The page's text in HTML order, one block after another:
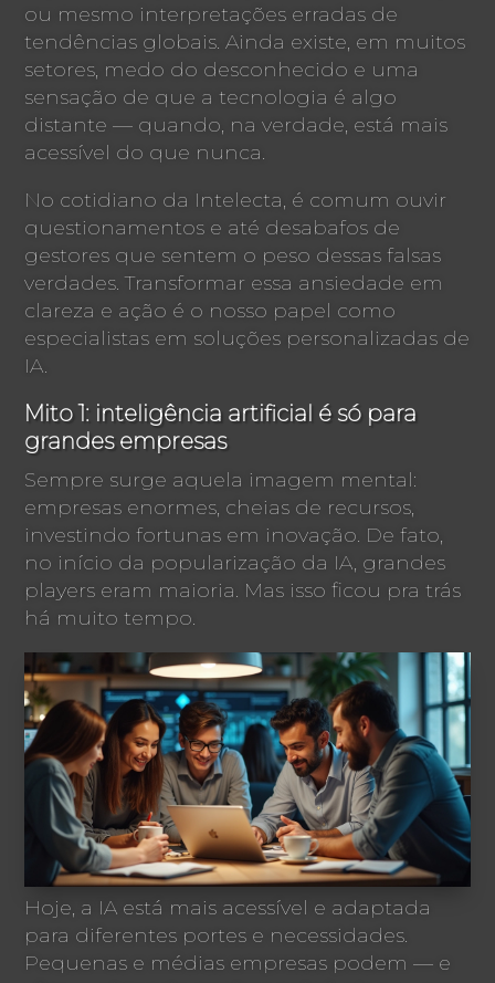
ou mesmo interpretações erradas de
tendências globais. Ainda existe, em muitos
setores, medo do desconhecido e uma
sensação de que a tecnologia é algo
distante — quando, na verdade, está mais
acessível do que nunca.
No cotidiano da Intelecta, é comum ouvir
questionamentos e até desabafos de
gestores que sentem o peso dessas falsas
verdades. Transformar essa ansiedade em
clareza e ação é o nosso papel como
especialistas em soluções personalizadas de
IA.
Mito 1: inteligência artificial é só para
grandes empresas
Sempre surge aquela imagem mental:
empresas enormes, cheias de recursos,
investindo fortunas em inovação. De fato,
no início da popularização da IA, grandes
players eram maioria. Mas isso ficou pra trás
há muito tempo.
Hoje, a IA está mais acessível e adaptada
para diferentes portes e necessidades.
Pequenas e médias empresas podem — e